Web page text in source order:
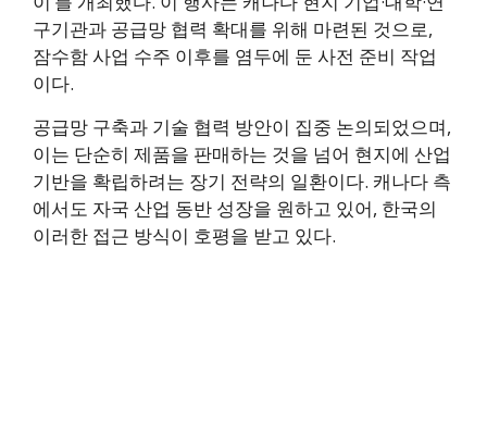
구기관과 공급망 협력 확대를 위해 마련된 것으로,
잠수함 사업 수주 이후를 염두에 둔 사전 준비 작업
이다.
공급망 구축과 기술 협력 방안이 집중 논의되었으며,
이는 단순히 제품을 판매하는 것을 넘어 현지에 산업
기반을 확립하려는 장기 전략의 일환이다. 캐나다 측
에서도 자국 산업 동반 성장을 원하고 있어, 한국의
이러한 접근 방식이 호평을 받고 있다.